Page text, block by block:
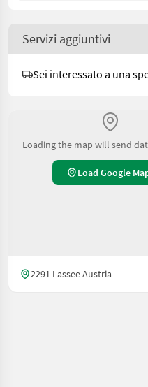
Servizi aggiuntivi
Sei interessato a una
Loading the map will send
Load Google
2291 Lassee Austria